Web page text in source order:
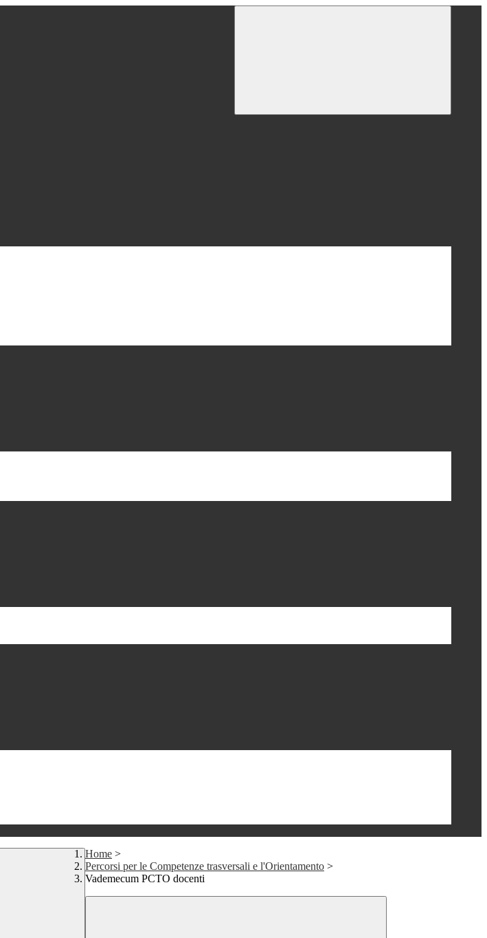
Home >
Percorsi per le Competenze trasversali e l'Orientamento >
Vademecum PCTO docenti